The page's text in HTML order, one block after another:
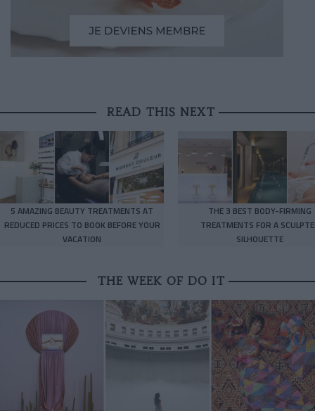
READ THIS NEXT
5 AMAZING BEAUTY TREATMENTS AT
REDUCED PRICES TO BOOK BEFORE YOUR
VACATION
THE 3 BEST BODY-FIRMING
TREATMENTS FOR A
SILHOUETTE
THE WEEK OF DO IT